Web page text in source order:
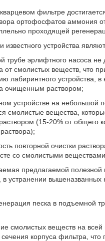
фильтре
ортофосфатов аммония
проходящей
известного устройства
трубе эрлифтного насоса не
от смолистых веществ, что
лабиринтного устройства, в
очищенным раствором;
устройстве на небольшой
смолистые вещества,
(15-20% от общего
повторной очистки
со смолистыми веществами.
предлагаемой полезной
в устранении вышеназванных
песка в подъемной
смолистых веществ на всей
корпуса фильтра, что